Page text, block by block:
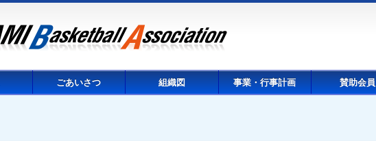
ごあいさつ 組織図 事業・行事計画 賛助会員